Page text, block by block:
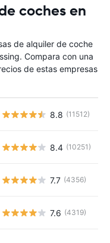
coches en
de alquiler de coche
Compara con una
de estas empresas
8.8 (11512)
8.4 (10251)
7.7 (4356)
7.6 (4319)